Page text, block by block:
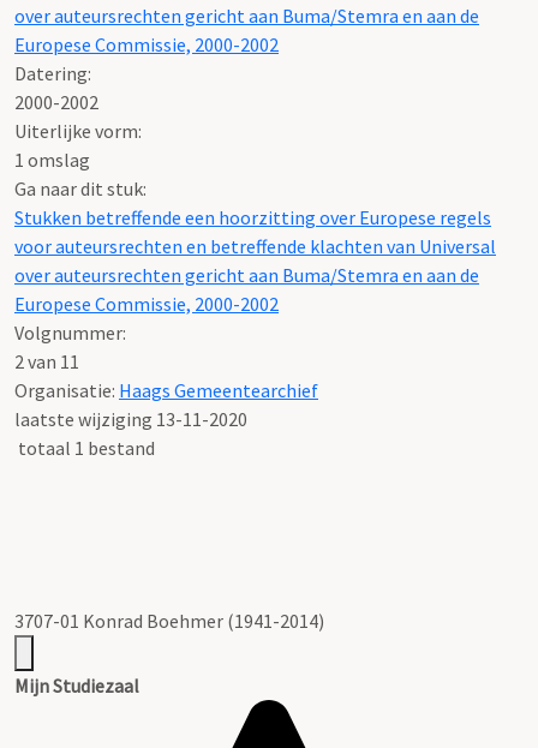
over auteursrechten gericht aan Buma/Stemra en aan de
Europese Commissie, 2000-2002
Datering:
2000-2002
Uiterlijke vorm:
1 omslag
Ga naar dit stuk:
Stukken betreffende een hoorzitting over Europese regels
voor auteursrechten en betreffende klachten van Universal
over auteursrechten gericht aan Buma/Stemra en aan de
Europese Commissie, 2000-2002
Volgnummer:
2 van 11
Organisatie: Haags Gemeentearchief
laatste wijziging 13-11-2020
totaal 1 bestand
3707-01 Konrad Boehmer (1941-2014)
Mijn Studiezaal